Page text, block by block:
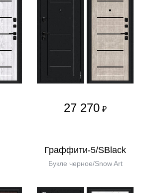
27 270 ₽
Граффити-5/SBlack
Букле черное/Snow Art